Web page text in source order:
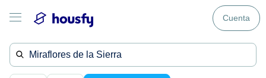
Cuenta